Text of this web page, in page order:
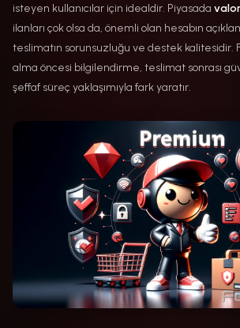
isteyen kullanıcılar için idealdir. Piyasada
ilanları çok olsa da, önemli olan hesabın
teslimatın sorunsuzluğu ve destek kalitesidir.
alma öncesi bilgilendirme, teslimat sonrası
şeffaf süreç yaklaşımıyla fark yaratır.